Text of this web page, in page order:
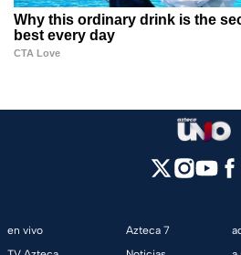
en vivo
Azteca 7